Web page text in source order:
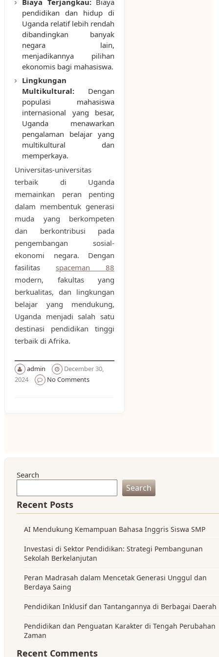
Biaya Terjangkau:Biaya
pendidikan dan hidup di
Uganda relatif lebih rendah
dibandingkan banyak
negara lain,
menjadikannya pilihan
ekonomis bagi mahasiswa.
Lingkungan
Multikultural:Dengan
populasi mahasiswa
internasional yang besar,
Uganda menawarkan
pengalaman belajar yang
multikultural dan
memperkaya.
Universitas-universitas
terbaik di Uganda
memainkan peran penting
dalam membentuk generasi
muda yang berkompeten
dan berkontribusi pada
pengembangan sosial-
ekonomi negara. Dengan
fasilitas spaceman 88
modern, fakultas yang
berkualitas, dan lingkungan
belajar yang mendukung,
Uganda menjadi salah satu
destinasi pendidikan tinggi
terbaik di Afrika.
admin
December 30,
2024
No Comments
Search
Search
Recent Posts
AI Mendukung Kemampuan Bahasa Inggris Siswa SMP
Investasi di Sektor Pendidikan: Strategi Pembangunan
Sekolah Berkelanjutan
Peran Madrasah dalam Mencetak Generasi Unggul dan
Berdaya Saing
Pendidikan Inklusif dan Tantangannya di Berbagai Daerah
Pendidikan dan Penguatan Karakter di Tengah Perubahan
Zaman
Recent Comments